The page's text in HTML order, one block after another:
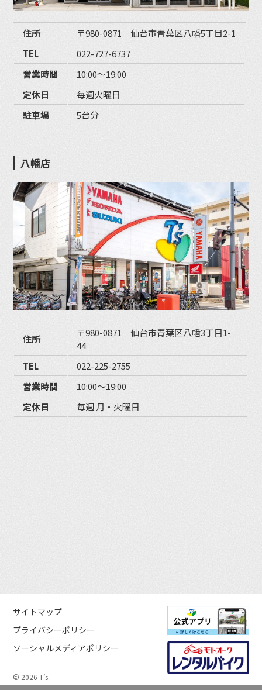
住所
〒980-0871 仙台市青葉区八幡5丁目2-1
TEL
022-727-6737
営業時間
10:00〜19:00
定休日
毎週火曜日
駐車場
5台分
八幡店
住所
〒980-0871 仙台市青葉区八幡3丁目1-
44
TEL
022-225-2755
営業時間
10:00〜19:00
定休日
毎週 月・火曜日
サイトマップ
プライバシーポリシー
ソーシャルメディアポリシー
© 2026 T’s.